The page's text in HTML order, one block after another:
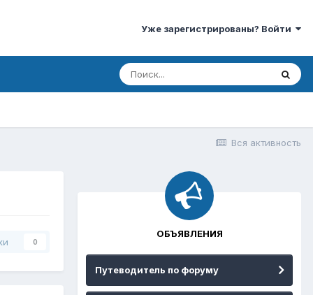
Уже зарегистрированы? Войти
Вся активность
0
ОБЪЯВЛЕНИЯ
Путеводитель по форуму